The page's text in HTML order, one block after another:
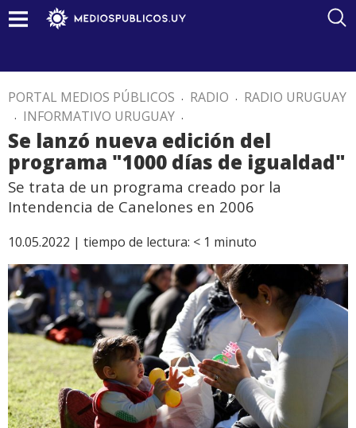
PORTAL MEDIOS PÚBLICOS . RADIO . RADIO URUGUAY
. INFORMATIVO URUGUAY .
Se lanzó nueva edición del
programa "1000 días de igualdad"
Se trata de un programa creado por la
Intendencia de Canelones en 2006
10.05.2022 | tiempo de lectura: < 1 minuto